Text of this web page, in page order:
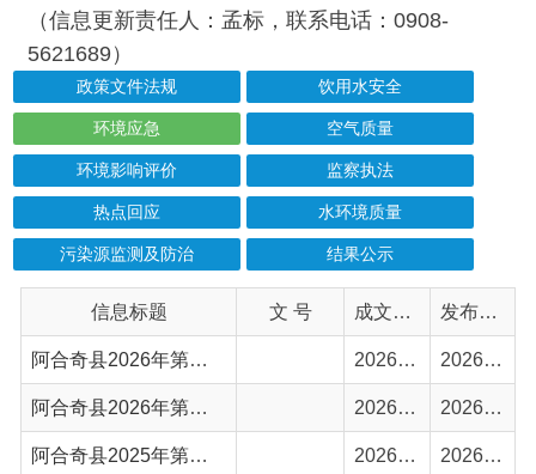
环境应急 空气质量
环境影响评价 监察执法
热点回应 水环境质量
污染源监测及防治 结果公示
信息标题 文 号 成文日期 发布日期
阿合奇县2026年第二季度突发环境事件应急预案备案情况 2026-07-13 2026-07-14
2026-01-13 2026-01-14
克州生态环境局开展震后环境风险隐患排查确保生态环境安全 2025-12-04 2025-12-04
阿合奇县2025年第三季度突发环境事件应急预案备案情况 2025-10-07 2025-10-08
阿合奇县2025年第二季度突发环境事件应急预案备案情况 2025-07-08 2025-07-09